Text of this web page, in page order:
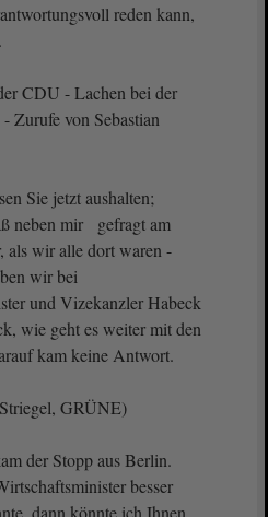
reden kann,
CDU - Lachen bei der
von Sebastian
Sie jetzt aushalten;
neben mir gefragt am
als wir alle dort waren -
wir bei
und Vizekanzler Habeck
wie geht es weiter mit den
kam keine Antwort.
GRÜNE)
der Stopp aus Berlin.
besser
dann könnte ich Ihnen